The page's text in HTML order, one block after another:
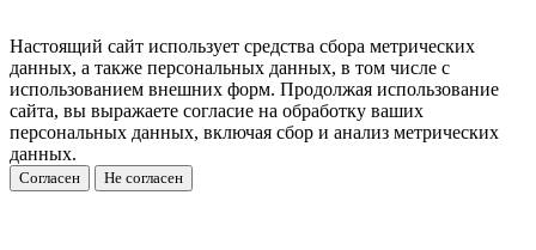
Настоящий сайт использует средства сбора метрических
данных, а также персональных данных, в том числе с
использованием внешних форм. Продолжая использование
сайта, вы выражаете согласие на обработку ваших
персональных данных, включая сбор и анализ метрических
данных.
Согласен Не согласен